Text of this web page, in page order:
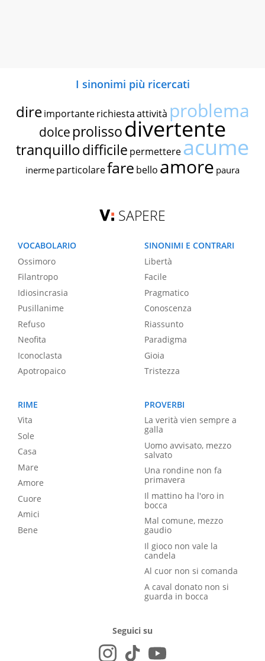
I sinonimi più ricercati
dire importante richiestaattività problema
dolce prolissodivertente
tranquillodifficile permettereacume
inerme particolarefare bello amore paura
SAPERE
VOCABOLARIO
Ossimoro
Filantropo
Idiosincrasia
Pusillanime
Refuso
Neofita
Iconoclasta
Apotropaico
SINONIMI E CONTRARI
Libertà
Facile
Pragmatico
Conoscenza
Riassunto
Paradigma
Gioia
Tristezza
RIME
Vita
Sole
Casa
Mare
Amore
Cuore
Amici
Bene
PROVERBI
La verità vien sempre a
galla
Uomo avvisato, mezzo
salvato
Una rondine non fa
primavera
Il mattino ha l'oro in
bocca
Mal comune, mezzo
gaudio
Il gioco non vale la
candela
Al cuor non si comanda
A caval donato non si
guarda in bocca
Seguici su